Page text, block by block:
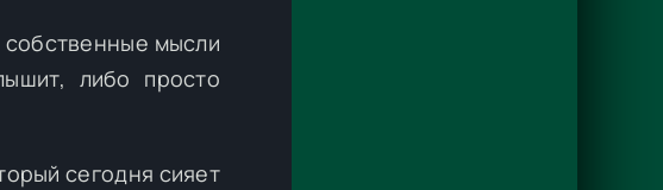
мысли
либо просто
сегодня сияет